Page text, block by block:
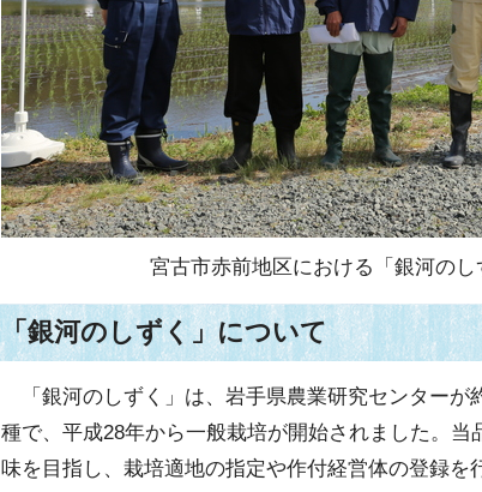
宮古市赤前地区における「銀河の
「銀河のしずく」について
「銀河のしずく」は、岩手県農業研究センターが
種で、平成28年から一般栽培が開始されました。
味を目指し、栽培適地の指定や作付経営体の登録を